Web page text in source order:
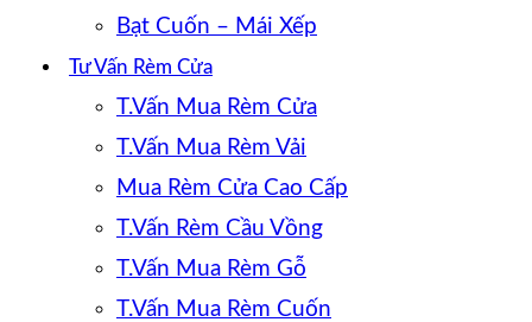
Bạt Cuốn – Mái Xếp
Tư Vấn Rèm Cửa
T.Vấn Mua Rèm Cửa
T.Vấn Mua Rèm Vải
Mua Rèm Cửa Cao Cấp
T.Vấn Rèm Cầu Vồng
T.Vấn Mua Rèm Gỗ
T.Vấn Mua Rèm Cuốn